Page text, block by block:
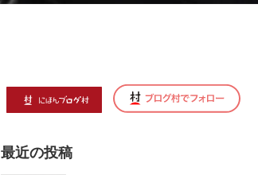
最近の投稿